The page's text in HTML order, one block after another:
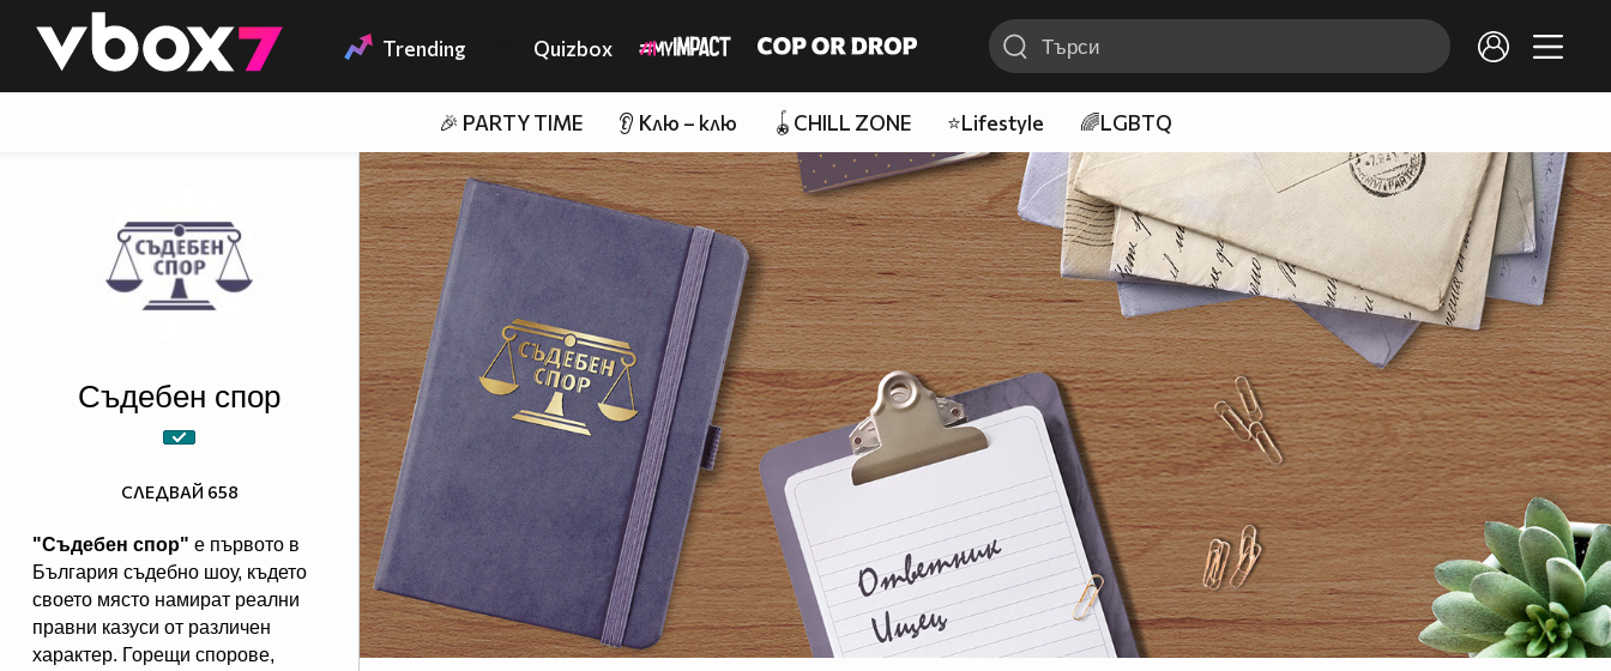
👾 Trending Quizbox
🎉 PARTY TIME 👂 Клю – клю 🪀CHILL ZONE ⭐Lifestyle 🌈LGBTQ
Съдебен спор
"Съдебен спор" е първото в
България съдебно шоу, където
своето място намират реални
правни казуси от различен
характер. Горещи спорове,
СЛЕДВАЙ 658